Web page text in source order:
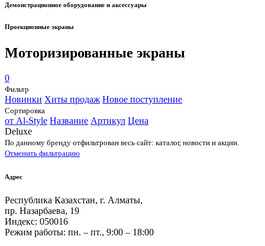
Демонстрационное оборудование и аксессуары
Проекционные экраны
Моторизированные экраны
0
Фильтр
Новинки Хиты продаж Новое поступление
Сортировка
от Al-Style Название Артикул Цена
Deluxe
По данному бренду отфильтрован весь сайт: каталог, новости и акции.
Отменить фильтрацию
Адрес
Республика Казахстан, г. Алматы,
пр. Назарбаева, 19
Индекс: 050016
Режим работы: пн. – пт., 9:00 – 18:00